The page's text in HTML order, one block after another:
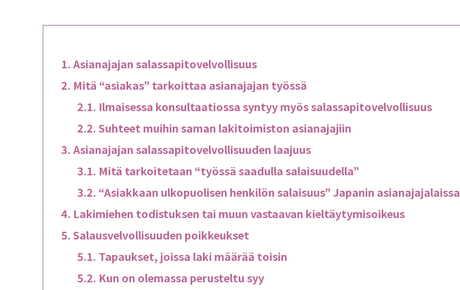
Asianajajan salassapitovelvollisuus
Mitä “asiakas” tarkoittaa asianajajan työssä
Ilmaisessa konsultaatiossa syntyy myös salassapitovelvollisuus
Suhteet muihin saman lakitoimiston asianajajiin
Asianajajan salassapitovelvollisuuden laajuus
Mitä tarkoitetaan “työssä saadulla salaisuudella”
“Asiakkaan ulkopuolisen henkilön salaisuus” Japanin asianajajalaissa
Lakimiehen todistuksen tai muun vastaavan kieltäytymisoikeus
Salausvelvollisuuden poikkeukset
Tapaukset, joissa laki määrää toisin
Kun on olemassa perusteltu syy